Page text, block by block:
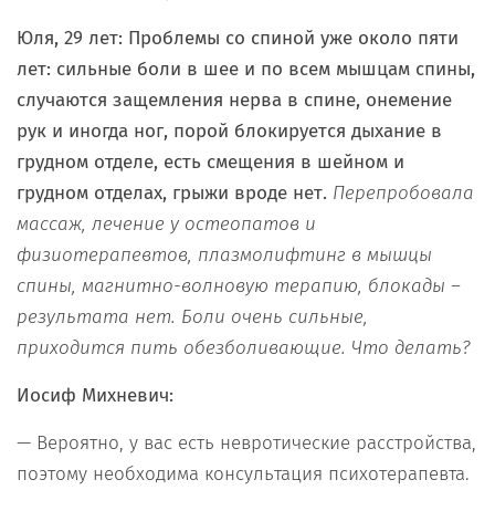
Юля, 29 лет: Проблемы со спиной уже около пяти
лет: сильные боли в шее и по всем мышцам спины,
случаются защемления нерва в спине, онемение
рук и иногда ног, порой блокируется дыхание в
грудном отделе, есть смещения в шейном и
грудном отделах, грыжи вроде нет. Перепробовала
массаж, лечение у остеопатов и
физиотерапевтов, плазмолифтинг в мышцы
спины, магнитно-волновую терапию, блокады –
результата нет. Боли очень сильные,
приходится пить обезболивающие. Что делать?
Иосиф Михневич:
— Вероятно, у вас есть невротические расстройства,
поэтому необходима консультация психотерапевта.